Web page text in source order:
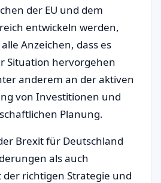
der EU und dem
entwickeln werden,
Anzeichen, dass es
Situation hervorgehen
anderem an der aktiven
von Investitionen und
Planung.
Brexit für Deutschland
als auch
richtigen Strategie und